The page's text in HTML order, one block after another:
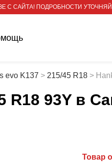
С САЙТА! ПОДРОБНОСТИ
evo K137 > 215/45 R18 >
R18 93Yв
Товар